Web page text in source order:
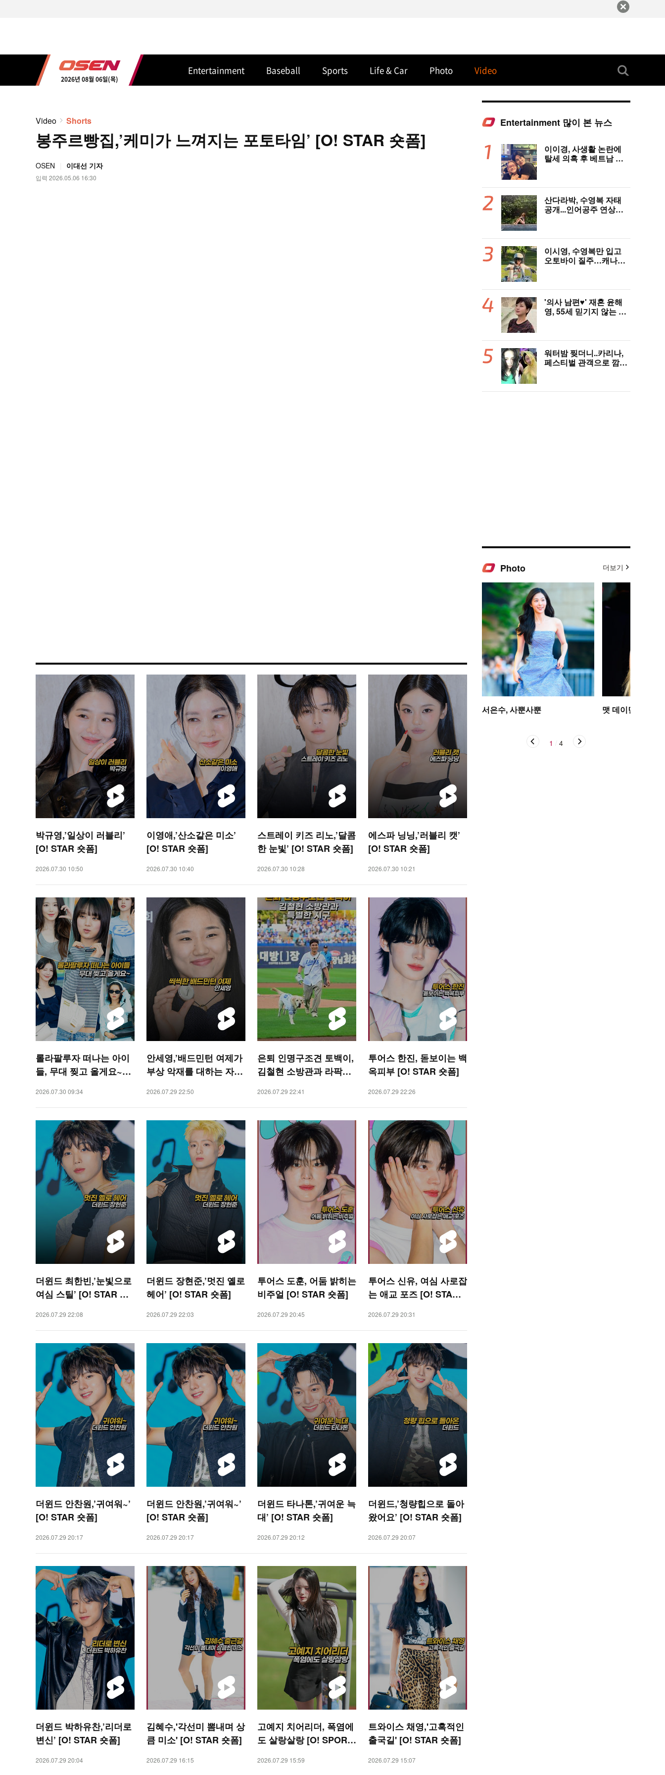
2026년 08월 06일(목)
Entertainment Baseball Sports Life & Car Photo Video
Video Shorts
봉주르빵집,’케미가 느껴지는 포토타임’ [O! STAR 숏폼]
OSEN 이대선 기자
입력 2026.05.06 16:30
박규영,’일상이 러블리’
[O! STAR 숏폼]
2026.07.30 10:50
이영애,’산소같은 미소’
[O! STAR 숏폼]
2026.07.30 10:40
스트레이 키즈 리노,’달콤
한 눈빛’ [O! STAR 숏폼]
2026.07.30 10:28
에스파 닝닝,’러블리 캣’
[O! STAR 숏폼]
2026.07.30 10:21
롤라팔루자 떠나는 아이
들, 무대 찢고 올게요~
2026.07.30 09:34
안세영,’배드민턴 여제가
부상 악재를 대하는 자세’
2026.07.29 22:50
은퇴 인명구조견 토백이,
김철현 소방관과 라팍서
S 숏폼]
2026.07.29 22:41
투어스 한진, 돋보이는 백
옥피부 [O! STAR 숏폼]
2026.07.29 22:26
더윈드 최한빈,’눈빛으로
여심 스틸’ [O! STAR 숏
2026.07.29 22:08
더윈드 장현준,’멋진 옐로
헤어’ [O! STAR 숏폼]
2026.07.29 22:03
투어스 도훈, 어둠 밝히는
비주얼 [O! STAR 숏폼]
2026.07.29 20:45
투어스 신유, 여심 사로잡
는 애교 포즈 [O! STAR
2026.07.29 20:31
더윈드 안찬원,’귀여워~’
[O! STAR 숏폼]
2026.07.29 20:17
더윈드 안찬원,’귀여워~’
[O! STAR 숏폼]
2026.07.29 20:17
더윈드 타나톤,’귀여운 늑
대’ [O! STAR 숏폼]
2026.07.29 20:12
더윈드,’청량힙으로 돌아
왔어요’ [O! STAR 숏폼]
2026.07.29 20:07
더윈드 박하유찬,’리더로
변신’ [O! STAR 숏폼]
2026.07.29 20:04
김혜수,'각선미 뽐내며 상
큼 미소' [O! STAR 숏폼]
2026.07.29 16:15
고예지 치어리더, 폭염에
도 살랑살랑 [O! SPORT
2026.07.29 15:59
트와이스 채영,'고혹적인
출국길' [O! STAR 숏폼]
2026.07.29 15:07
Entertainment 많이 본 뉴스
이이경, 사생활 논란에
탈세 의혹 후 베트남 女
산다라박, 수영복 자태
공개...인어공주 연상케
이시영, 수영복만 입고
오토바이 질주…캐나다
'의사 남편♥' 재혼 윤해
영, 55세 믿기지 않는 미
워터밤 찢더니..카리나,
페스티벌 관객으로 깜짝
Photo 더보기
서은수, 사뿐사뿐 맷 데이먼 딸, 인
1 4